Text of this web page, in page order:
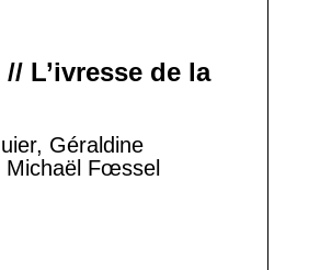
L’ivresse de la
Géraldine
Michaël Fœssel